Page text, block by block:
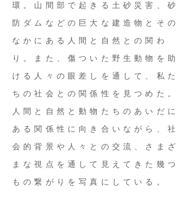
環。山間部で起きる土砂災害、砂
防ダムなどの巨大な建造物とその
なかにある人間と自然との関わ
り。また、傷ついた野生動物を助
ける人々の眼差しを通して、私た
ちの社会との関係性を見つめた。
人間と自然と動物たちのあいだに
ある関係性に向き合いながら、社
会的背景や人々との交流、さまざ
まな視点を通して見えてきた幾つ
もの繋がりを写真にしている。